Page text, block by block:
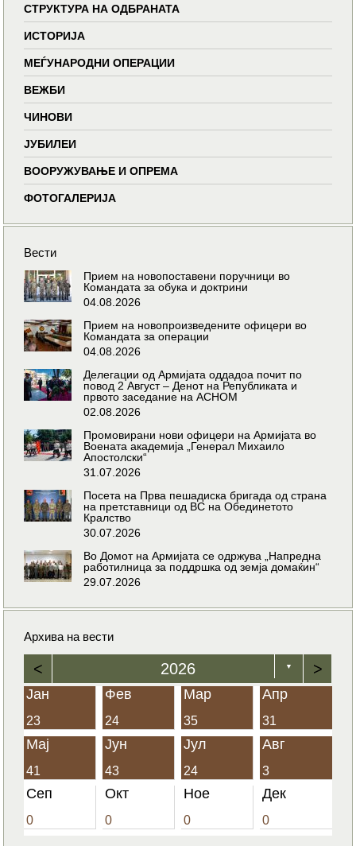
СТРУКТУРА НА ОДБРАНАТА
ИСТОРИЈА
МЕЃУНАРОДНИ ОПЕРАЦИИ
ВЕЖБИ
ЧИНОВИ
ЈУБИЛЕИ
ВООРУЖУВАЊЕ И ОПРЕМА
ФОТОГАЛЕРИЈА
Вести
Прием на новопоставени поручници во
Командата за обука и доктрини
04.08.2026
Прием на новопроизведените офицери во
Командата за операции
04.08.2026
Делегации од Армијата оддадоа почит по
повод 2 Август – Денот на Републиката и
првото заседание на АСНОМ
02.08.2026
Промовирани нови офицери на Армијата во
Воената академија „Генерал Михаило
Апостолски“
31.07.2026
Посета на Прва пешадиска бригада од страна
на претставници од ВС на Обединетото
Кралство
30.07.2026
Во Домот на Армијата се одржува „Напредна
работилница за поддршка од земја домаќин“
29.07.2026
Архива на вести
< 2026 ▼ >
Јан
23
Фев
24
Мар
35
Апр
31
Мај
41
Јун
43
Јул
24
Авг
3
Сеп
0
Окт
0
Ное
0
Дек
0